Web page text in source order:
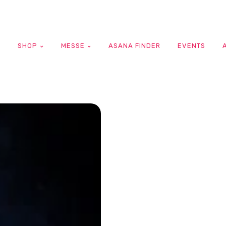
SHOP MESSE ASANA FINDER EVENTS